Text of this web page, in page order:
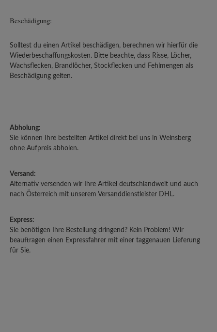
Beschädigung:
Solltest du einen Artikel beschädigen, berechnen wir hierfür die
Wiederbeschaffungskosten. Bitte beachte, dass Risse, Löcher,
Wachsflecken, Brandlöcher, Stockflecken und Fehlmengen als
Beschädigung gelten.
Abholung:
Sie können Ihre bestellten Artikel direkt bei uns in Weinsberg
ohne Aufpreis abholen.
Versand:
Alternativ versenden wir Ihre Artikel deutschlandweit und auch
nach Österreich mit unserem Versanddienstleister DHL.
Express:
Sie benötigen Ihre Bestellung dringend? Kein Problem! Wir
beauftragen einen Expressfahrer mit einer taggenauen Lieferung
für Sie.